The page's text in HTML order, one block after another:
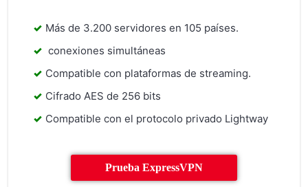
Más de 3.200 servidores en 105 países.
conexiones simultáneas
Compatible con plataformas de streaming.
Cifrado AES de 256 bits
Compatible con el protocolo privado Lightway
Prueba ExpressVPN